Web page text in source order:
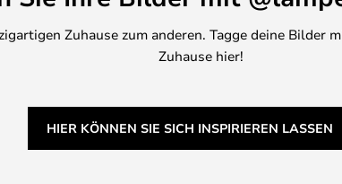
Zuhause zum anderen. Tagge deine Bilder
Zuhause hier!
HIER KÖNNEN SIE SICH INSPIRIEREN LASSEN